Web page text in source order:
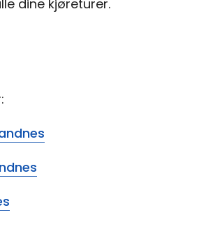
dine kjøreturer.